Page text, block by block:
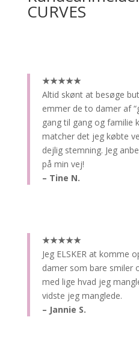
CURVES
★★★★★
Altid skønt at besøge
emmer de to damer af
gang til gang og familie
matcher det jeg købte
dejlig stemning. Jeg
på min vej!
– Tine N.
★★★★★
Jeg ELSKER at komme
damer som bare smiler
med lige hvad jeg
vidste jeg manglede.
– Jannie S.